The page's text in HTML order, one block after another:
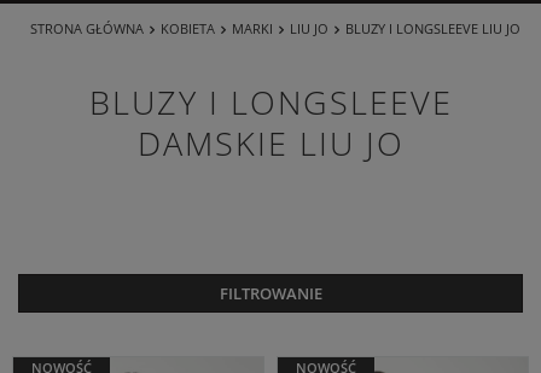
STRONA GŁÓWNA KOBIETA MARKI LIU JO BLUZY I LONGSLEEVE LIU JO
BLUZY I LONGSLEEVE
DAMSKIE LIU JO
FILTROWANIE
NOWOŚĆ NOWOŚĆ